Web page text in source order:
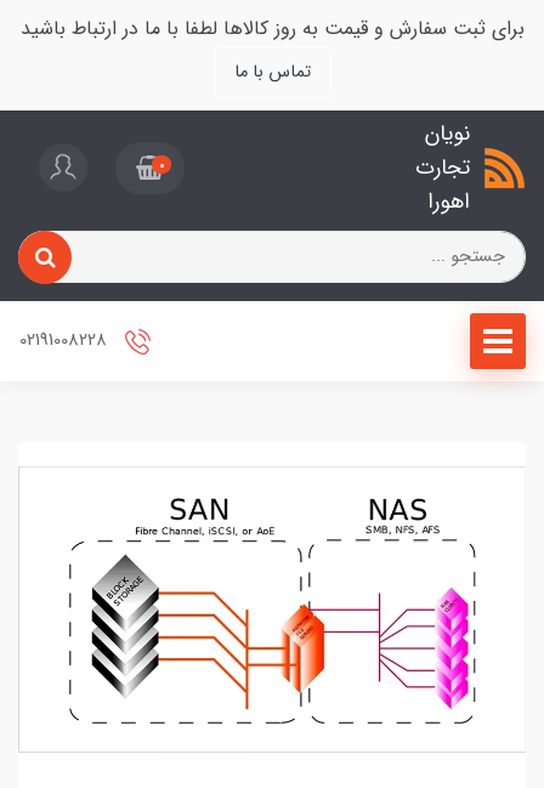
برای ثبت سفارش و قیمت به روز کالاها لطفا با ما در ارتباط باشید
تماس با ما
نویان
تجارت
اهورا
0